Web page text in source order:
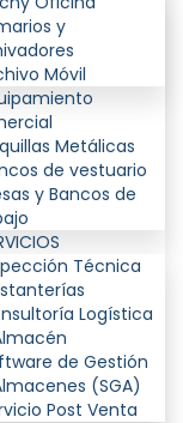
y
Móvil
Metálicas
de vestuario
y Bancos de
Técnica
Logística
de Gestión
(SGA)
Post Venta